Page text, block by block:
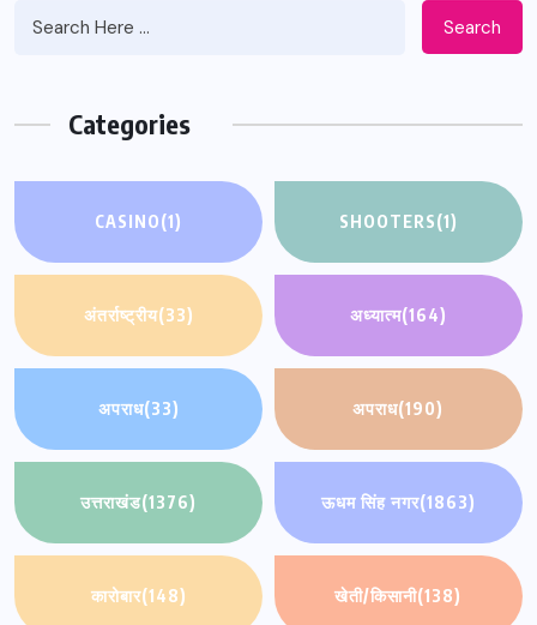
Search
Categories
CASINO(1) SHOOTERS(1)
अंतर्राष्ट्रीय(33) अध्यात्म(164)
अपराध(33) अपराध(190)
उत्तराखंड(1376) ऊधम सिंह नगर(1863)
कारोबार(148) खेती/किसानी(138)